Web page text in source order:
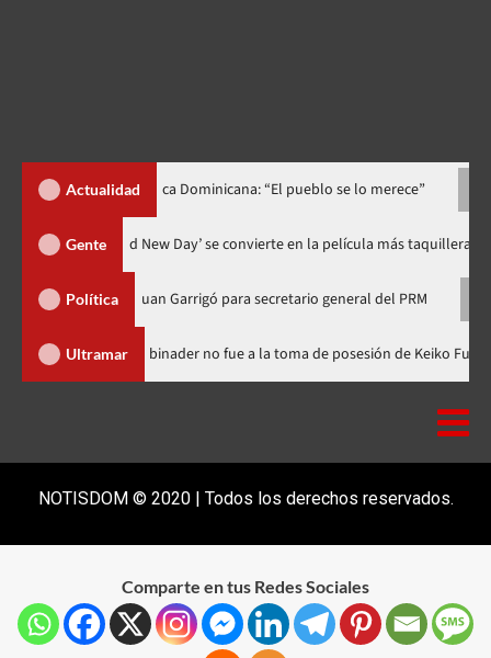
Actualidad
Dominicana: “El pueblo se lo merece” «¡Qué
Gente ‘Spider-Man: Brand New Day’ se convierte en la película
Política
a Juan Garrigó para secretario general del PRM Dionisio
Ultramar
Dominicana Luis Abinader no fue a la toma de posesión
NOTISDOM © 2020 | Todos los derechos reservados.
Comparte en tus Redes Sociales